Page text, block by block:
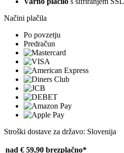
Načini plačila
Po povzetju
Predračun
Stroški dostave za državo: Slovenija
nad € 59,90 brezplačno*